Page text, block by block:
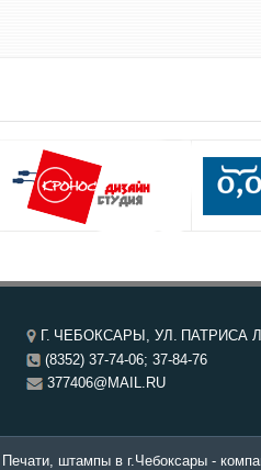
Г. ЧЕБОКСАРЫ, УЛ. ПАТРИСА
(8352) 37-74-06; 37-84-76
377406@MAIL.RU
Печати, штампы в г.Чебоксары -